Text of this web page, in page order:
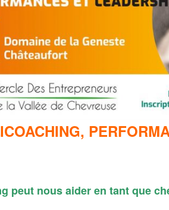
peut nous aider en tant que